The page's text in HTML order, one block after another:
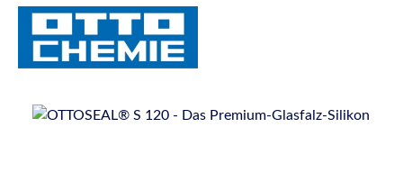
Bildergalerie überspringen